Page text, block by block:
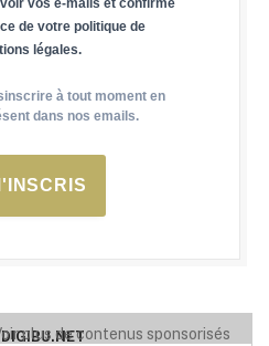
de votre politique de
légales.
à tout moment en
dans nos emails.
DIGIBU.NET
plus de contenus sponsorisés